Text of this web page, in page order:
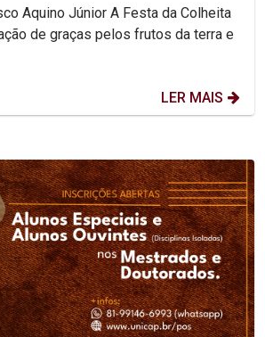
A Festa da Colheita
de graças pelos frutos da terra e
LER MAIS